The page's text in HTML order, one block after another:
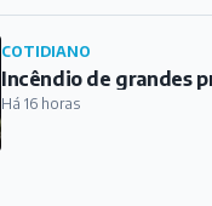
COTIDIANO
Incêndio de grandes
Há 16 horas